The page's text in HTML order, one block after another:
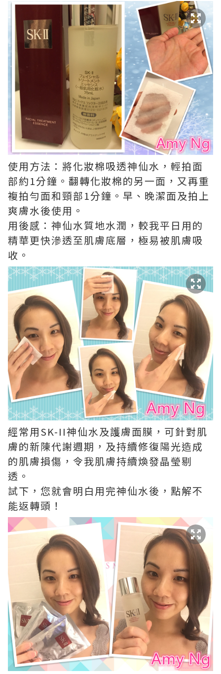
使用方法：將化妝棉吸透神仙水，輕拍面
部約1分鐘。翻轉化妝棉的另一面，又再重
複拍勻面和頸部1分鐘。早、晚潔面及拍上
爽膚水後使用。
用後感：神仙水質地水潤，較我平日用的
精華更快滲透至肌膚底層，極易被肌膚吸
收。
經常用SK-II神仙水及護膚面膜，可針對肌
膚的新陳代謝週期，及持續修復陽光造成
的肌膚損傷，令我肌膚持續煥發晶瑩剔
透。
試下，您就會明白用完神仙水後，點解不
能返轉頭！